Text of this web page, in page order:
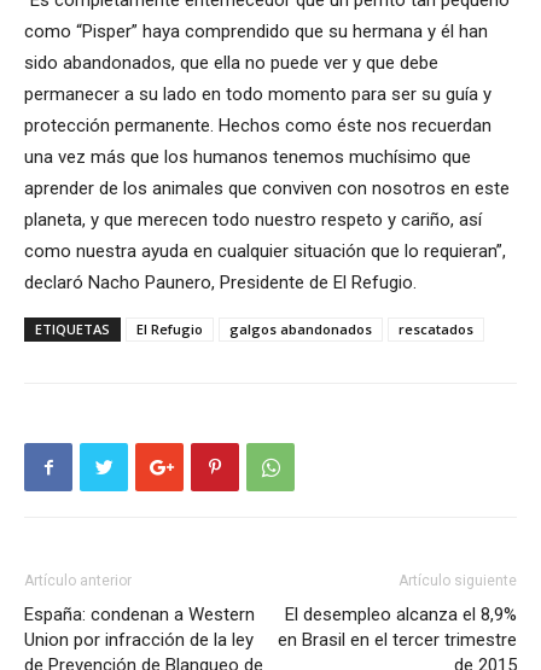
como “Pisper” haya comprendido que su hermana y él han
sido abandonados, que ella no puede ver y que debe
permanecer a su lado en todo momento para ser su guía y
protección permanente. Hechos como éste nos recuerdan
una vez más que los humanos tenemos muchísimo que
aprender de los animales que conviven con nosotros en este
planeta, y que merecen todo nuestro respeto y cariño, así
como nuestra ayuda en cualquier situación que lo requieran”,
declaró Nacho Paunero, Presidente de El Refugio.
ETIQUETAS El Refugio galgos abandonados rescatados
Artículo anterior
España: condenan a Western
Union por infracción de la ley
de Prevención de Blanqueo de
Artículo siguiente
El desempleo alcanza el 8,9%
en Brasil en el tercer trimestre
de 2015